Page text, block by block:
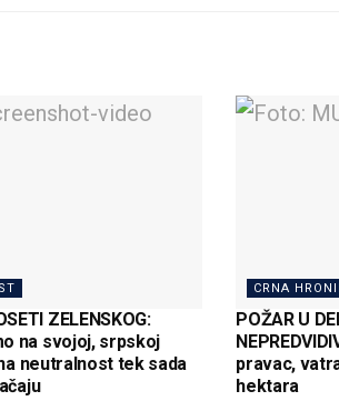
ZELENSKOG:
na svojoj, srpskoj
neutralnost tek sada
CRNA
POŽAR U
pravac,
hektara